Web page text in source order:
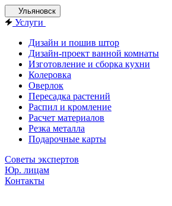
Ульяновск
Услуги
Дизайн и пошив штор
Дизайн-проект ванной комнаты
Изготовление и сборка кухни
Колеровка
Оверлок
Пересадка растений
Распил и кромление
Расчет материалов
Резка металла
Подарочные карты
Советы экспертов
Юр. лицам
Контакты